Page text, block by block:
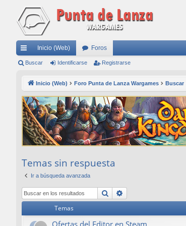
nl
rá
pi
do
Inicio (Web) Foros
Buscar Identificarse Registrarse
Inicio (Web) Foro Punta de Lanza Wargames Buscar
Temas sin respuesta
Ir a búsqueda avanzada
Buscar
Temas